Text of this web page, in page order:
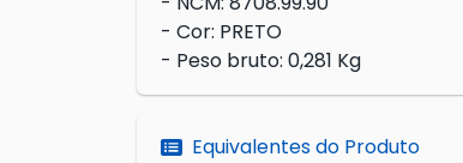
- Cor: PRETO
- Peso bruto: 0,281 Kg
Equivalentes do Produto